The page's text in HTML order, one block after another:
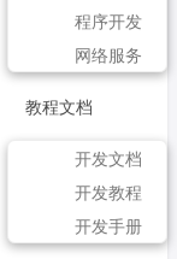
程序开发
网络服务
教程文档
开发文档
开发教程
开发手册